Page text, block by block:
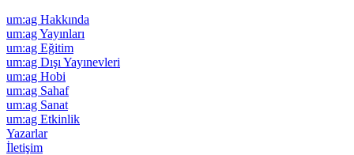
um:ag Hakkında
um:ag Yayınları
um:ag Eğitim
um:ag Dışı Yayınevleri
um:ag Hobi
um:ag Sahaf
um:ag Sanat
um:ag Etkinlik
Yazarlar
İletişim